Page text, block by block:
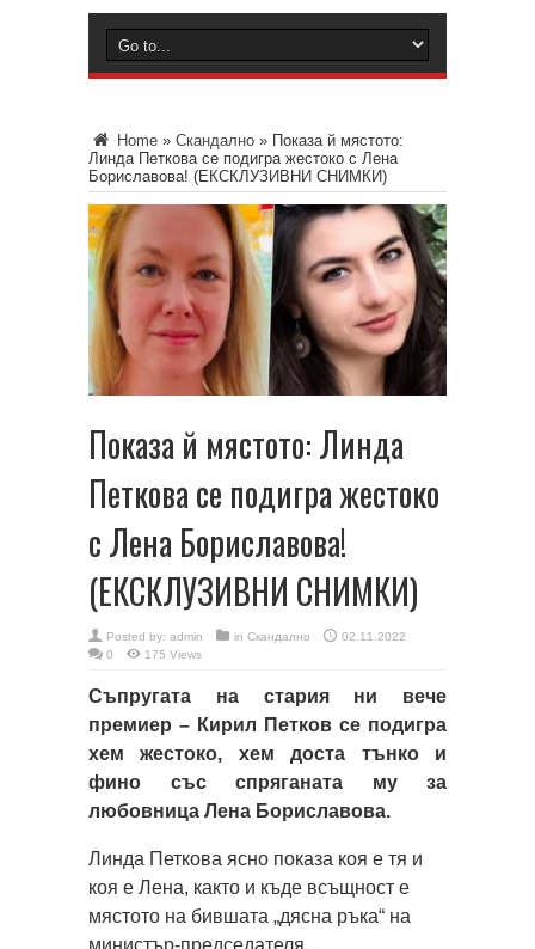
Home » Скандално » Показа й мястото:
Линда Петкова се подигра жестоко с Лена
Бориславова! (ЕКСКЛУЗИВНИ СНИМКИ)
Показа й мястото: Линда
Петкова се подигра жестоко
с Лена Бориславова!
(ЕКСКЛУЗИВНИ СНИМКИ)
Posted by: admin in Скандално
02.11.2022
0
175 Views
Съпругата на стария ни вече
премиер – Кирил Петков се подигра
хем жестоко, хем доста тънко и
фино със спряганата му за
любовница Лена Бориславова.
Линда Петкова ясно показа коя е тя и
коя е Лена, както и къде всъщност е
мястото на бившата „дясна ръка“ на
министър-председателя.